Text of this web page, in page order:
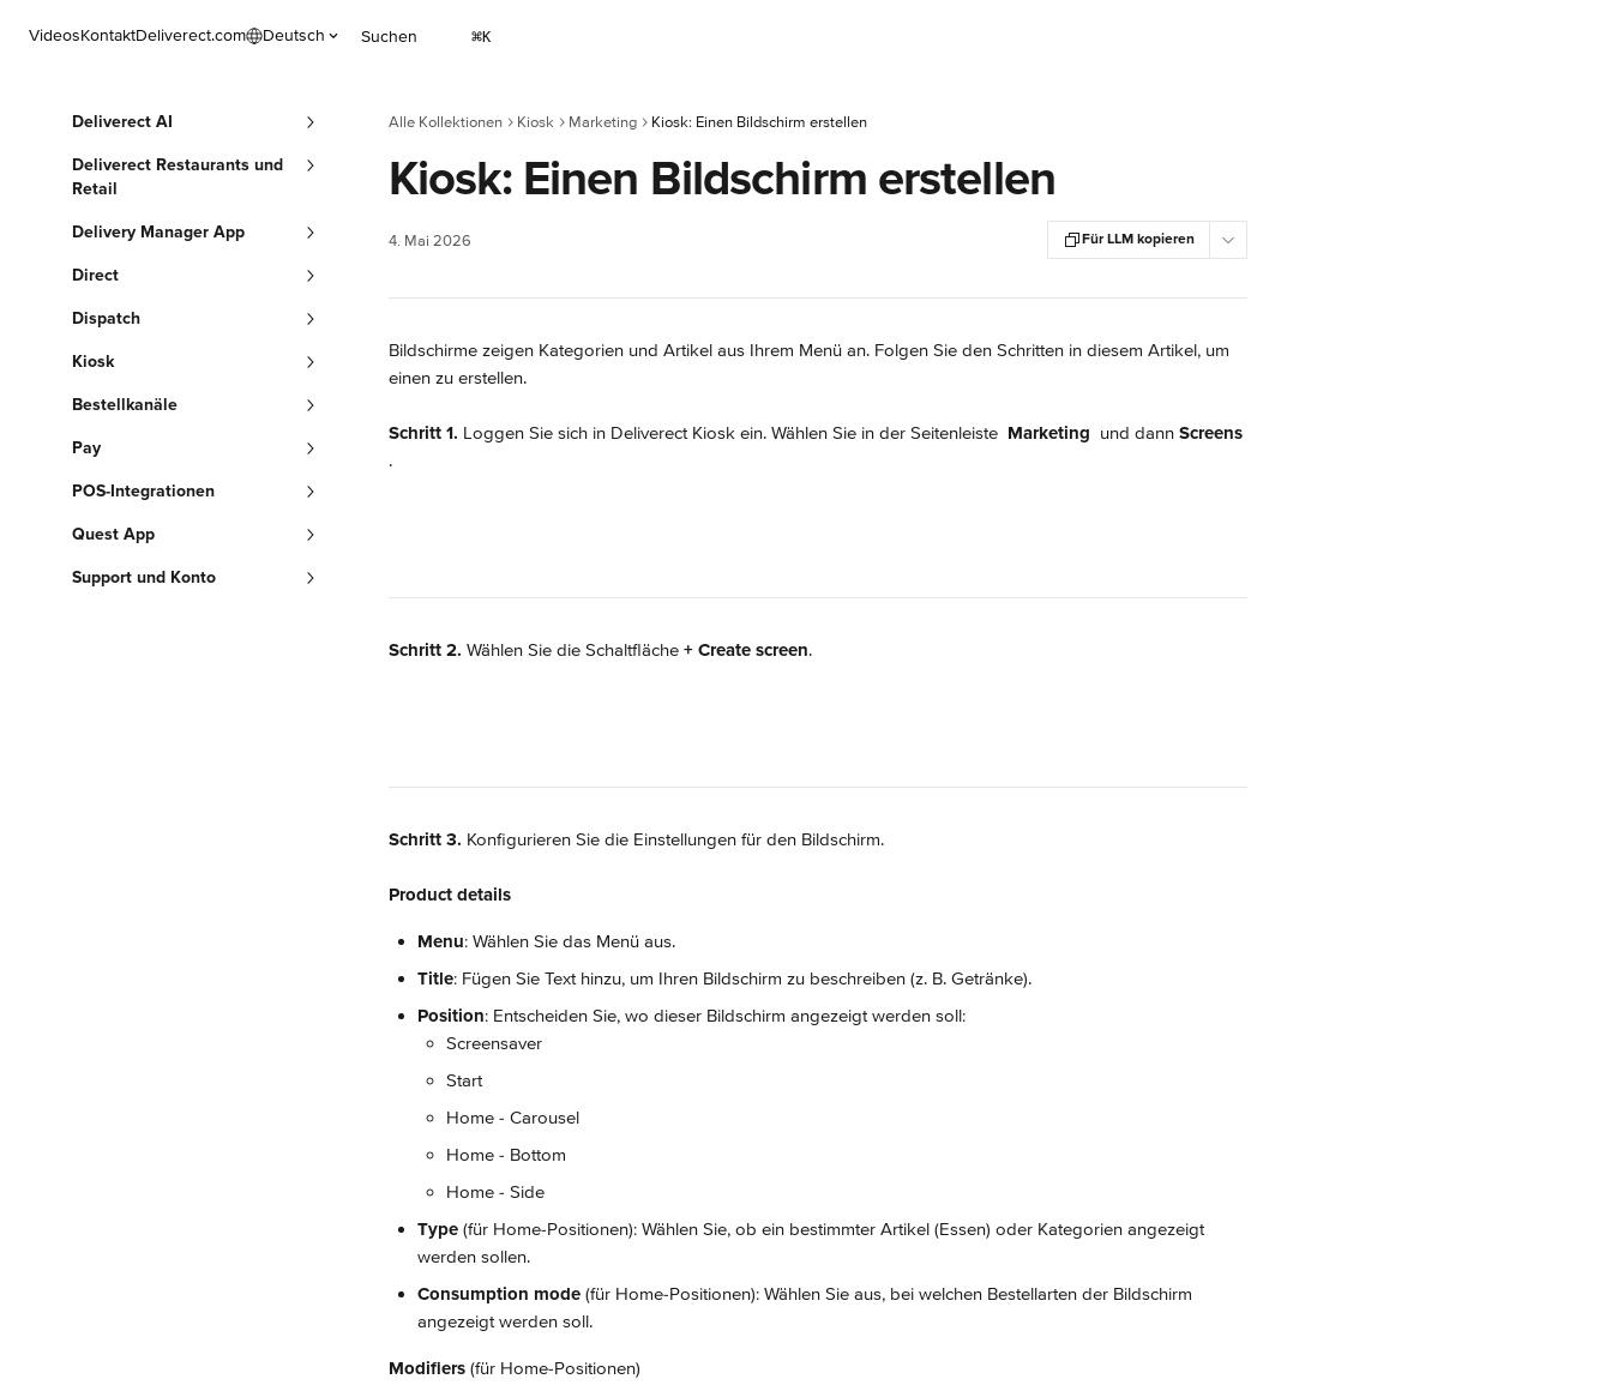
VideosKontaktDeliverect.com Deutsch Suchen ⌘K
Deliverect AI
Deliverect Restaurants und
Retail
Delivery Manager App
Direct
Dispatch
Kiosk
Bestellkanäle
Pay
POS-Integrationen
Quest App
Support und Konto
Alle Kollektionen Kiosk Marketing Kiosk: Einen Bildschirm erstellen
Kiosk: Einen Bildschirm erstellen
4. Mai 2026 Für LLM kopieren
Bildschirme zeigen Kategorien und Artikel aus Ihrem Menü an. Folgen Sie den Schritten in diesem Artikel, um
einen zu erstellen.
Schritt 1. Loggen Sie sich in Deliverect Kiosk ein. Wählen Sie in der Seitenleiste Marketing und dann Screens
.
Schritt 2. Wählen Sie die Schaltfläche + Create screen.
Schritt 3. Konfigurieren Sie die Einstellungen für den Bildschirm.
Product details
Menu: Wählen Sie das Menü aus.
Title: Fügen Sie Text hinzu, um Ihren Bildschirm zu beschreiben (z. B. Getränke).
Position: Entscheiden Sie, wo dieser Bildschirm angezeigt werden soll:
Screensaver
Start
Home - Carousel
Home - Bottom
Home - Side
Type (für Home-Positionen): Wählen Sie, ob ein bestimmter Artikel (Essen) oder Kategorien angezeigt
werden sollen.
Consumption mode (für Home-Positionen): Wählen Sie aus, bei welchen Bestellarten der Bildschirm
angezeigt werden soll.
Modifiers (für Home-Positionen)